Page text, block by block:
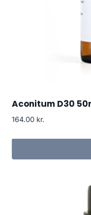
Aconitum D30
164.00 kr.